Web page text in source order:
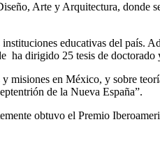
Arte y Arquitectura, donde
educativas del país.
dirigido 25 tesis de doctorado
misiones en México, y sobre
de la Nueva España”.
obtuvo el Premio